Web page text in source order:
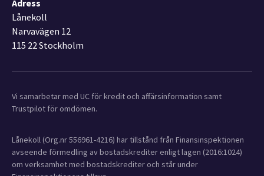
Adress
Lånekoll
Narvavägen 12
115 22 Stockholm
Vi samarbetar med UC för kredit och affärsinformation samt
Trustpilot för omdömen.
Lånekoll (Org.nr 556961-4216) har tillstånd från Finansinspektionen
avseende förmedling av bostadskrediter enligt lagen (2016:1024)
om verksamhet med bostadskrediter och står under